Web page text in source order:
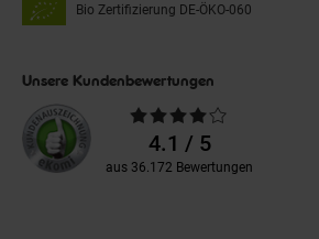
Bio Zertifizierung DE-ÖKO-060
Unsere Kundenbewertungen
Durchschnittliche
Bewertungen4.1 / 5
aus 36.172 Bewertungen